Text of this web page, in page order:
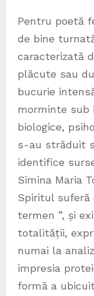
Pentru poetă
de bine
caracterizată
plăcute sau
bucurie
morminte sub
biologice,
s-au străduit
identifice
Simina Maria
Spiritul suferă
termen ”, și
totalității,
numai la
impresia
formă a